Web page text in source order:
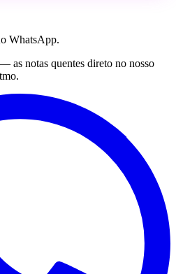
WhatsApp.
as notas quentes direto no nosso